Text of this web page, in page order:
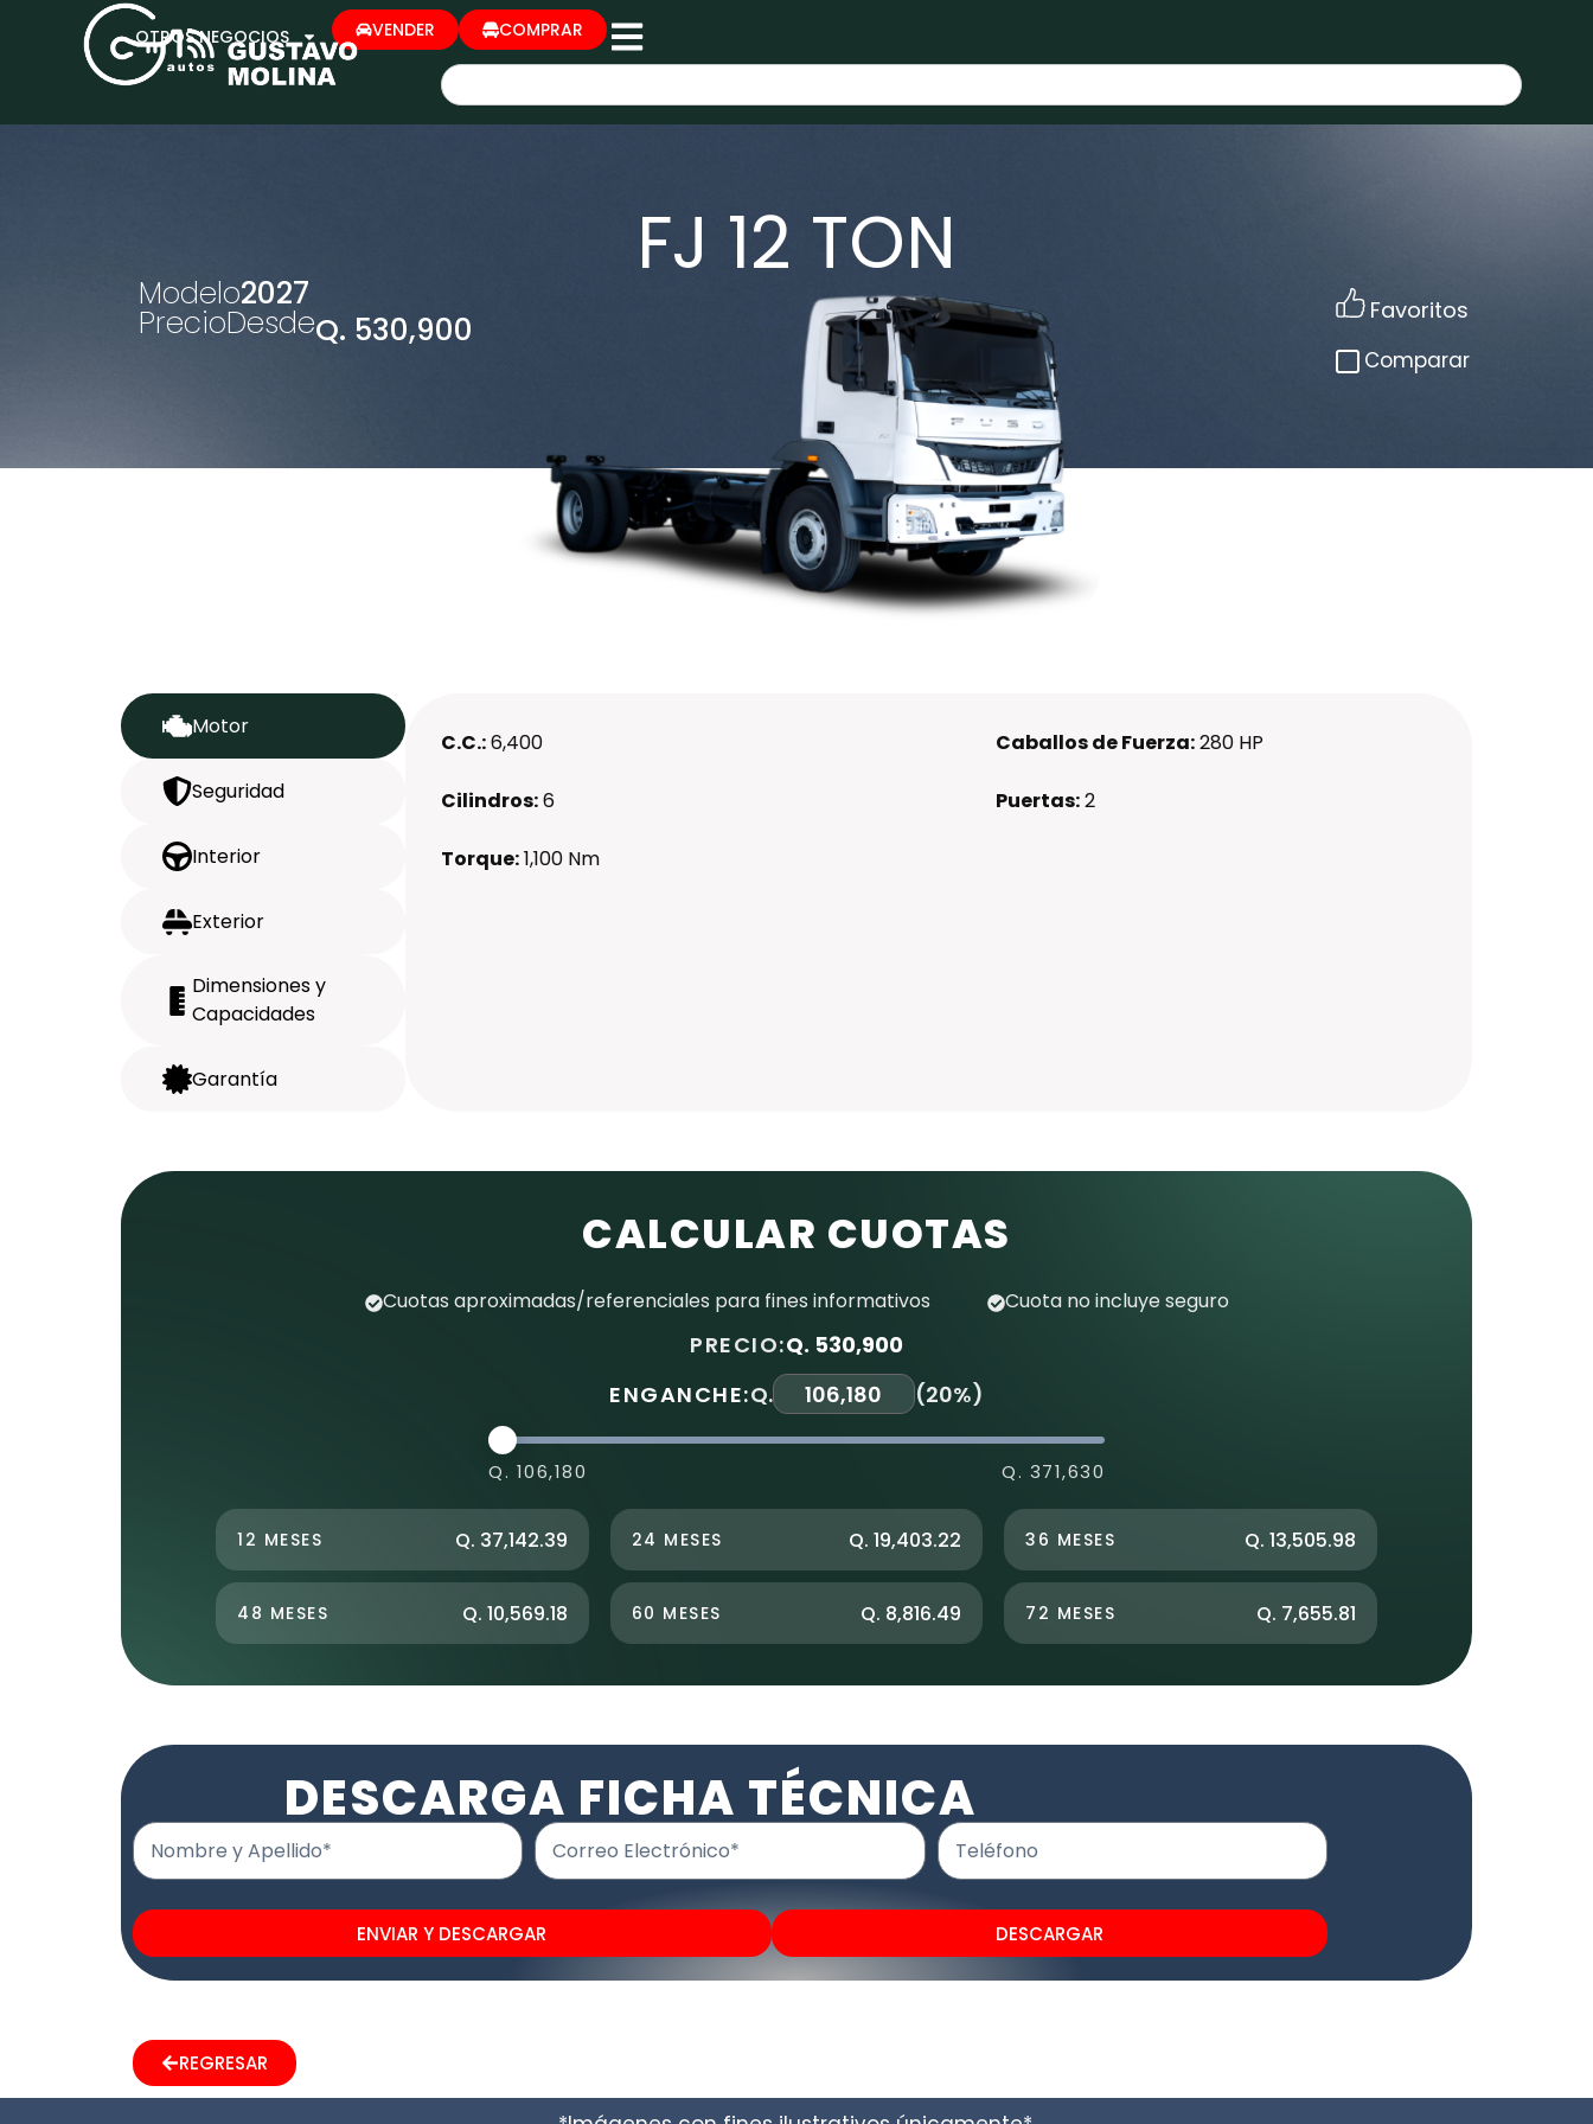
OTROS NEGOCIOS VENDER COMPRAR
FJ 12 TON
Modelo2027
PrecioDesdeQ. 530,900 Favoritos
Comparar
Motor
Seguridad
Interior
Exterior
Dimensiones y
Capacidades
Garantía
C.C.:6,400 Caballos de Fuerza:280 HP
Cilindros:6 Puertas:2
Torque:1,100 Nm
CALCULAR CUOTAS
Cuotas aproximadas/referenciales para fines informativos Cuota no incluye seguro
PRECIO:Q. 530,900
ENGANCHE:Q. (20%)
Q. 106,180 Q. 371,630
12 MESES Q. 37,142.39 24 MESES Q. 19,403.22 36 MESES Q. 13,505.98
48 MESES Q. 10,569.18 60 MESES Q. 8,816.49 72 MESES Q. 7,655.81
DESCARGA FICHA TÉCNICA
Nombre y Apellido* Correo Electrónico* Teléfono
ENVIAR Y DESCARGAR DESCARGAR
REGRESAR